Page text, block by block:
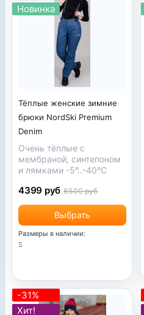
Новинка
Тёплые женские зимние
брюки NordSki Premium
Denim
Очень тёплые с
мембраной, синтепоном
и лямками -5°..-40°С
Выбрать
4399 руб 6500 руб
Размеры в наличии:
S
-31%
Хит!